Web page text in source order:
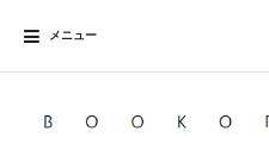
メニュー